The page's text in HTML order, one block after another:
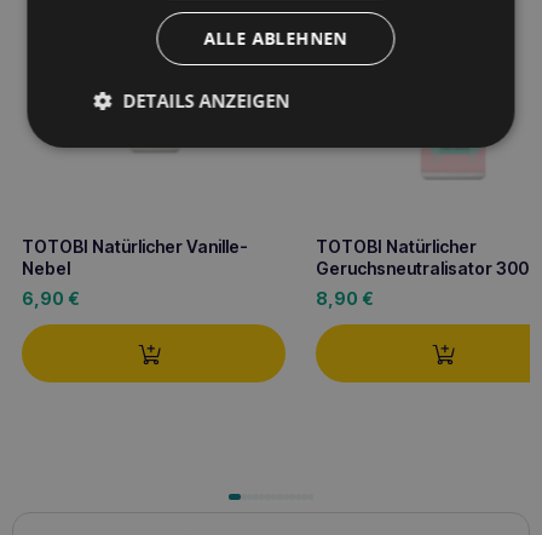
TOTOBI Natürlicher Vanille-
Nebel
6,90 €
TOTOBI Natürlicher
Geruchsneutralisator
8,90 €
ALLE ABLEHNEN
DETAILS ANZEIGEN